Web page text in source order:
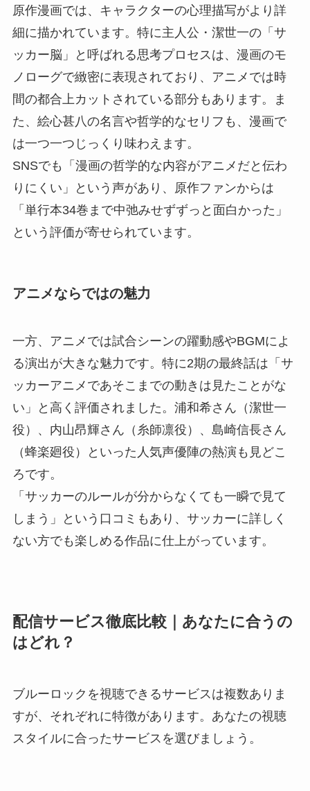
原作漫画では、キャラクターの心理描写がより詳
細に描かれています。特に主人公・潔世一の「サ
ッカー脳」と呼ばれる思考プロセスは、漫画のモ
ノローグで緻密に表現されており、アニメでは時
間の都合上カットされている部分もあります。ま
た、絵心甚八の名言や哲学的なセリフも、漫画で
は一つ一つじっくり味わえます。
SNSでも「漫画の哲学的な内容がアニメだと伝わ
りにくい」という声があり、原作ファンからは
「単行本34巻まで中弛みせずずっと面白かった」
という評価が寄せられています。
アニメならではの魅力
一方、アニメでは試合シーンの躍動感やBGMによ
る演出が大きな魅力です。特に2期の最終話は「サ
ッカーアニメであそこまでの動きは見たことがな
い」と高く評価されました。浦和希さん（潔世一
役）、内山昂輝さん（糸師凛役）、島崎信長さん
（蜂楽廻役）といった人気声優陣の熱演も見どこ
ろです。
「サッカーのルールが分からなくても一瞬で見て
しまう」という口コミもあり、サッカーに詳しく
ない方でも楽しめる作品に仕上がっています。
配信サービス徹底比較｜あなたに合うの
はどれ？
ブルーロックを視聴できるサービスは複数ありま
すが、それぞれに特徴があります。あなたの視聴
スタイルに合ったサービスを選びましょう。